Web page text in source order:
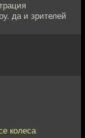
да и зрителей
колеса